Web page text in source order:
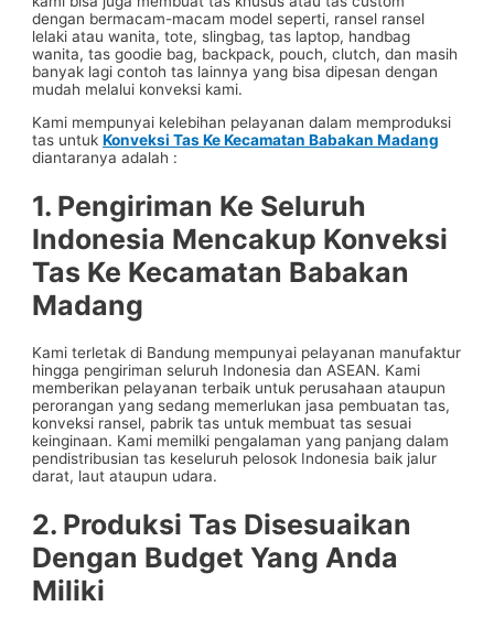
dengan bermacam-macam model seperti, ransel ransel
lelaki atau wanita, tote, slingbag, tas laptop, handbag
wanita, tas goodie bag, backpack, pouch, clutch, dan masih
banyak lagi contoh tas lainnya yang bisa dipesan dengan
mudah melalui konveksi kami.
Kami mempunyai kelebihan pelayanan dalam memproduksi
tas untukKonveksi Tas Ke Kecamatan Babakan Madang
diantaranya adalah :
1. Pengiriman Ke Seluruh
Indonesia Mencakup Konveksi
Tas Ke Kecamatan Babakan
Madang
Kami terletak di Bandung mempunyai pelayanan manufaktur
hingga pengiriman seluruh Indonesia dan ASEAN. Kami
memberikan pelayanan terbaik untuk perusahaan ataupun
perorangan yang sedang memerlukan jasa pembuatan tas,
konveksi ransel, pabrik tas untuk membuat tas sesuai
keinginaan. Kami memilki pengalaman yang panjang dalam
pendistribusian tas keseluruh pelosok Indonesia baik jalur
darat, laut ataupun udara.
2. Produksi Tas Disesuaikan
Dengan Budget Yang Anda
Miliki